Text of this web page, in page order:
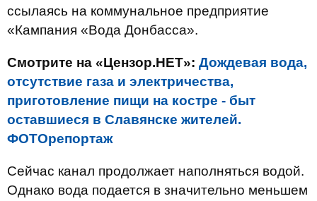
ссылаясь на коммунальное предприятие
«Кампания «Вода Донбасса».
Смотрите на «Цензор.НЕТ»: Дождевая вода,
отсутствие газа и электричества,
приготовление пищи на костре - быт
оставшиеся в Славянске жителей.
ФОТОрепортаж
Сейчас канал продолжает наполняться водой.
Однако вода подается в значительно меньшем